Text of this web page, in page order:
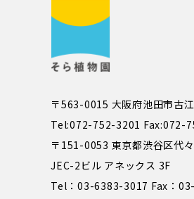
〒563-0015 大阪府池田市古
Tel:072-752-3201 Fax:072-
〒151-0053 東京都渋谷区代
JEC-2ビル アネックス 3F
Tel：03-6383-3017 Fax：